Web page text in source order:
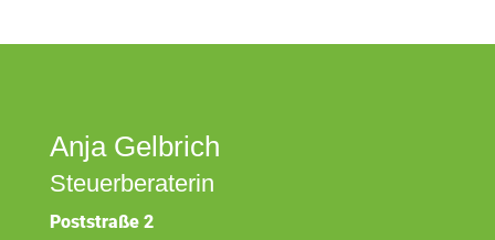
Anja Gelbrich
Steuerberaterin
Poststraße 2